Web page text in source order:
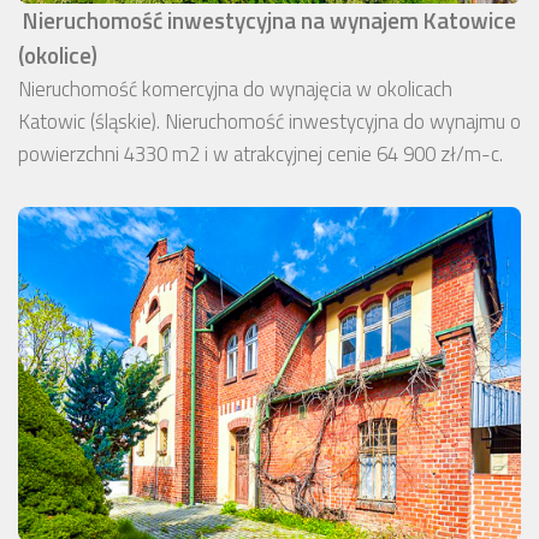
Nieruchomość inwestycyjna na wynajem Katowice
(okolice)
Nieruchomość komercyjna do wynajęcia w okolicach
Katowic (śląskie). Nieruchomość inwestycyjna do wynajmu o
powierzchni 4330 m2 i w atrakcyjnej cenie 64 900 zł/m-c.